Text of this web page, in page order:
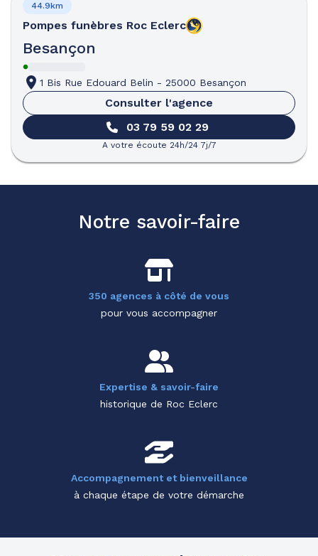
Pompes funèbres Roc Eclerc
Besançon
44.9km
1 Bis Rue Edouard Belin - 25000 Besançon
Consulter l'agence
03 79 59 02 29
A votre écoute 24h/24 7j/7
Notre savoir-faire
350 agences à côté de vous
pour vous accompagner
Expertise & savoir-faire
historique de Roc Eclerc
Accompagnement et bienveillance
à chaque étape de votre démarche